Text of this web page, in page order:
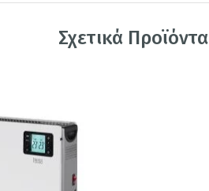
Σχετικά Προϊόντα